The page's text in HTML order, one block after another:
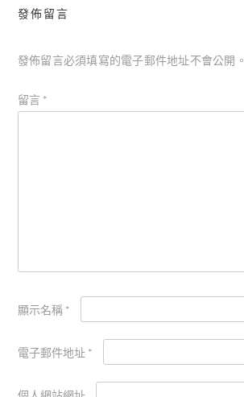
發佈留言
發佈留言必須填寫的電子郵件地址不會公開。
留言 *
顯示名稱 *
電子郵件地址 *